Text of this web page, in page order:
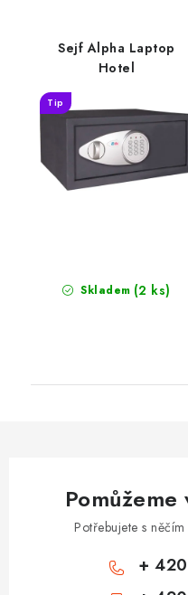
Sejf Alpha Laptop
Hotel
Tip
Skladem (2 ks)
Potřebujete s
+